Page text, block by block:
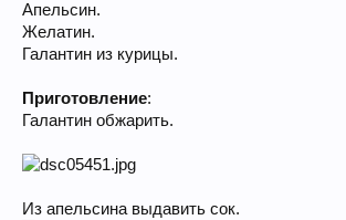
Апельсин.
Желатин.
Галантин из курицы.
Приготовление:
Галантин обжарить.
Из апельсина выдавить сок.